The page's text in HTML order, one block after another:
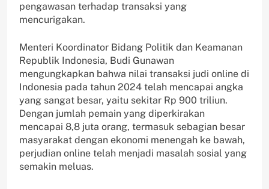
pengawasan terhadap transaksi yang
mencurigakan.
Menteri Koordinator Bidang Politik dan Keamanan
Republik Indonesia, Budi Gunawan
mengungkapkan bahwa nilai transaksi judi online di
Indonesia pada tahun 2024 telah mencapai angka
yang sangat besar, yaitu sekitar Rp 900 triliun.
Dengan jumlah pemain yang diperkirakan
mencapai 8,8 juta orang, termasuk sebagian besar
masyarakat dengan ekonomi menengah ke bawah,
perjudian online telah menjadi masalah sosial yang
semakin meluas.